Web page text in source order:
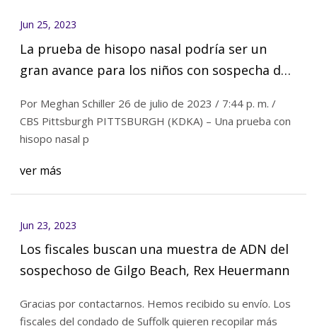
Jun 25, 2023
La prueba de hisopo nasal podría ser un
gran avance para los niños con sospecha de
Por Meghan Schiller 26 de julio de 2023 / 7:44 p. m. /
CBS Pittsburgh PITTSBURGH (KDKA) – Una prueba con
hisopo nasal p
ver más
Jun 23, 2023
Los fiscales buscan una muestra de ADN del
sospechoso de Gilgo Beach, Rex Heuermann
Gracias por contactarnos. Hemos recibido su envío. Los
fiscales del condado de Suffolk quieren recopilar más